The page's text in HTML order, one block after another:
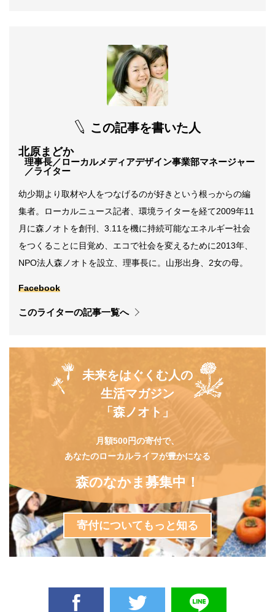
この記事を書いた人
北原まどか
理事長／ローカルメディアデザイン事業部マネージャー
／ライター
幼少期より取材や人をつなげるのが好きという根っからの編
集者。ローカルニュース記者、環境ライターを経て2009年11
月に森ノオトを創刊、3.11を機に持続可能なエネルギー社会
をつくることに目覚め、エコで社会を変えるために2013年、
NPO法人森ノオトを設立、理事長に。山形出身、2女の母。
Facebook
このライターの記事一覧へ
未来をはぐくむ人の
生活マガジン
「森ノオト」
月額500円の寄付で、
あなたのローカルライフが豊かになる
森のなかま募集中！
寄付についてもっと知る